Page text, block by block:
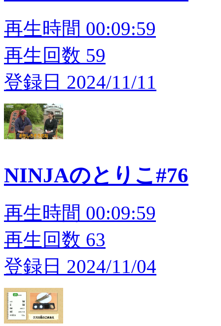
再生時間 00:09:59
再生回数 59
登録日 2024/11/11
NINJAのとりこ#76
再生時間 00:09:59
再生回数 63
登録日 2024/11/04